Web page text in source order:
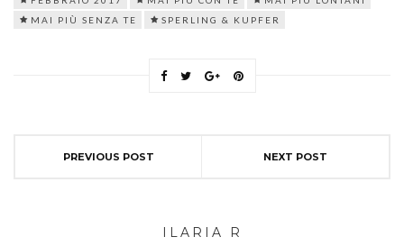
MAI PIÙ SENZA TE
SPERLING & KUPFER
PREVIOUS POST NEXT POST
ILARIA R